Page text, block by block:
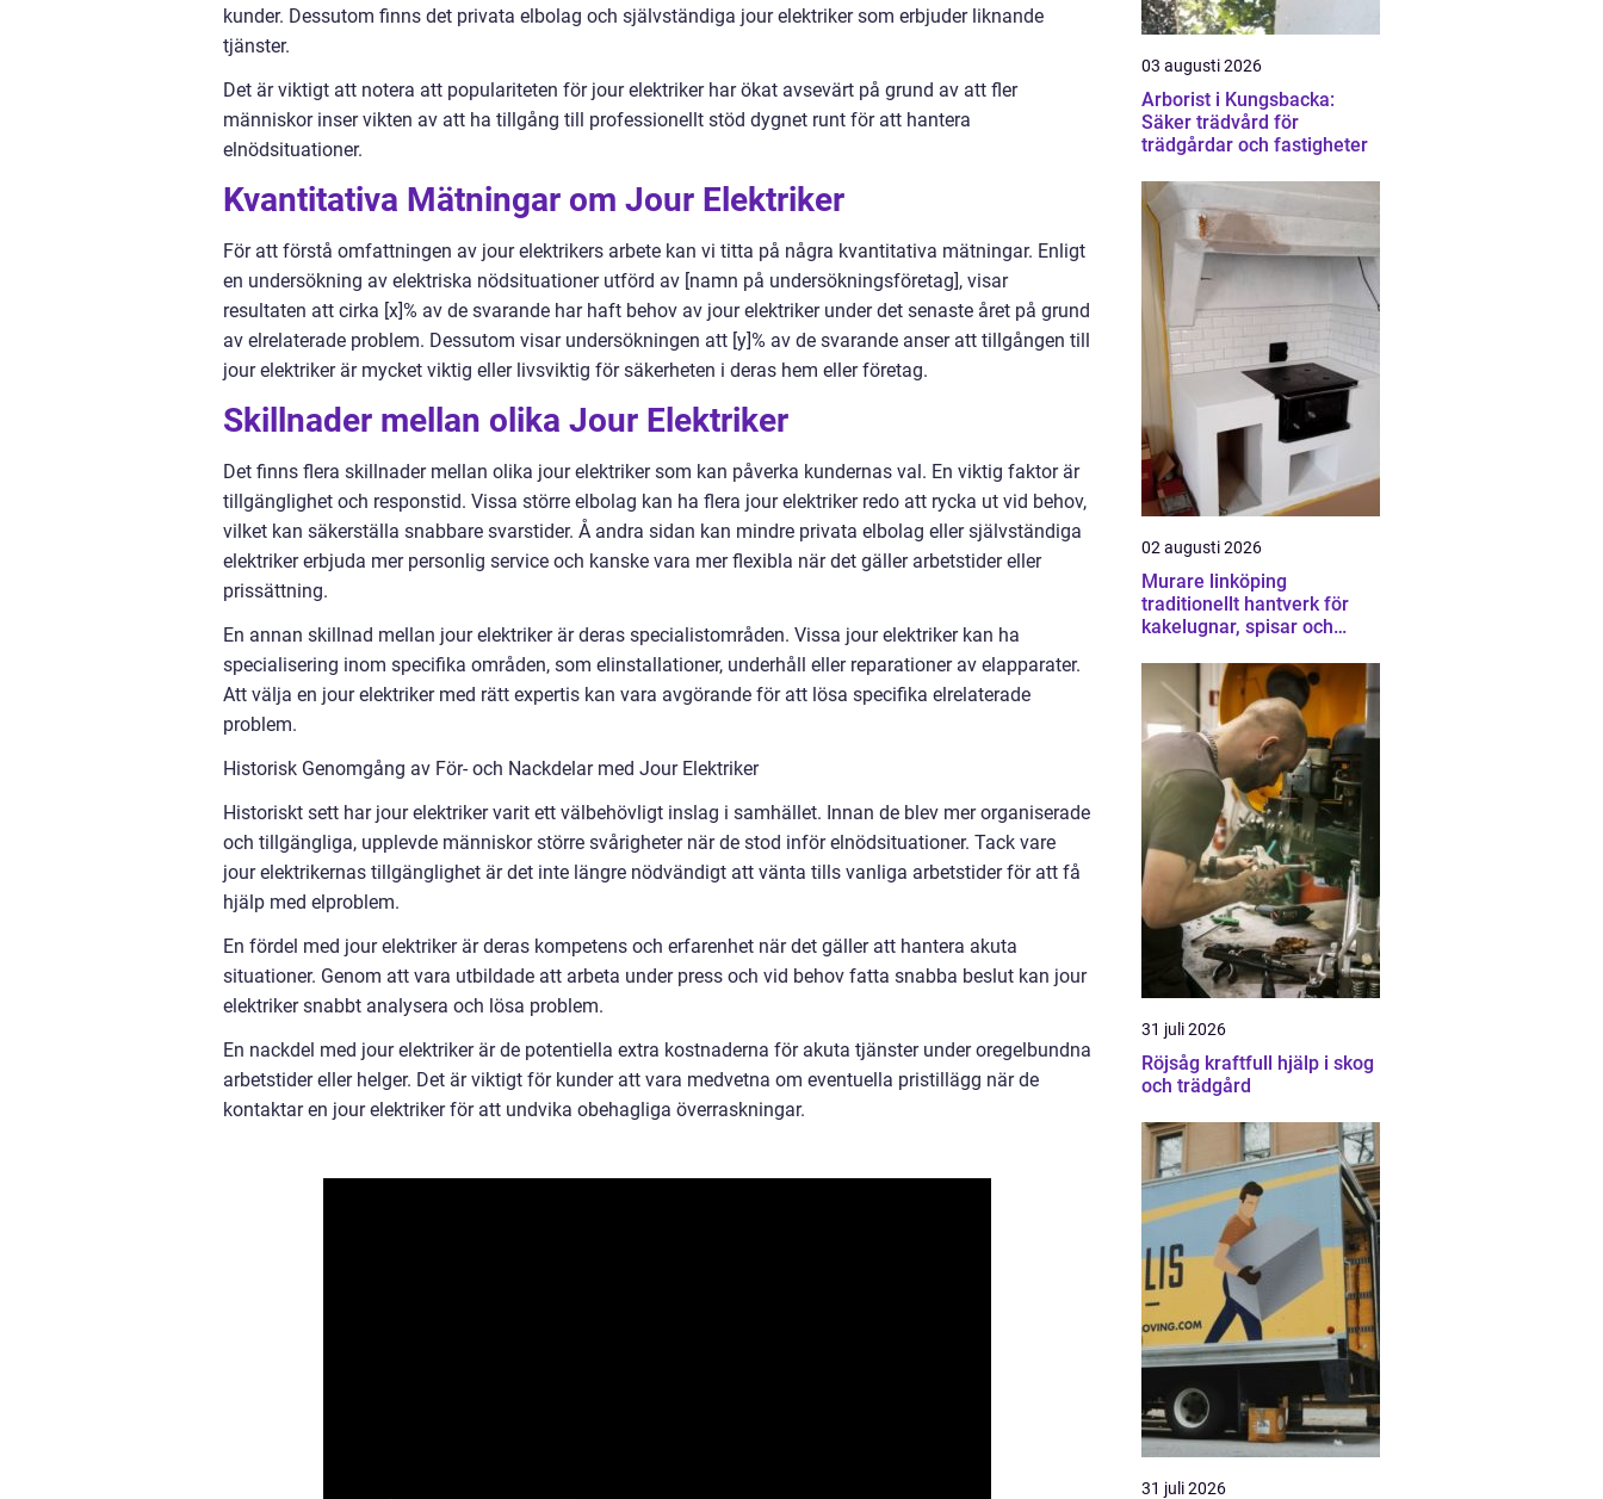
kunder. Dessutom finns det privata elbolag och självständiga jour elektriker som erbjuder liknande
tjänster.
Det är viktigt att notera att populariteten för jour elektriker har ökat avsevärt på grund av att fler
människor inser vikten av att ha tillgång till professionellt stöd dygnet runt för att hantera
elnödsituationer.
Kvantitativa Mätningar om Jour Elektriker
För att förstå omfattningen av jour elektrikers arbete kan vi titta på några kvantitativa mätningar. Enligt
en undersökning av elektriska nödsituationer utförd av [namn på undersökningsföretag], visar
resultaten att cirka [x]% av de svarande har haft behov av jour elektriker under det senaste året på grund
av elrelaterade problem. Dessutom visar undersökningen att [y]% av de svarande anser att tillgången till
jour elektriker är mycket viktig eller livsviktig för säkerheten i deras hem eller företag.
Skillnader mellan olika Jour Elektriker
Det finns flera skillnader mellan olika jour elektriker som kan påverka kundernas val. En viktig faktor är
tillgänglighet och responstid. Vissa större elbolag kan ha flera jour elektriker redo att rycka ut vid behov,
vilket kan säkerställa snabbare svarstider. Å andra sidan kan mindre privata elbolag eller självständiga
elektriker erbjuda mer personlig service och kanske vara mer flexibla när det gäller arbetstider eller
prissättning.
En annan skillnad mellan jour elektriker är deras specialistområden. Vissa jour elektriker kan ha
specialisering inom specifika områden, som elinstallationer, underhåll eller reparationer av elapparater.
Att välja en jour elektriker med rätt expertis kan vara avgörande för att lösa specifika elrelaterade
problem.
Historisk Genomgång av För- och Nackdelar med Jour Elektriker
Historiskt sett har jour elektriker varit ett välbehövligt inslag i samhället. Innan de blev mer organiserade
och tillgängliga, upplevde människor större svårigheter när de stod inför elnödsituationer. Tack vare
jour elektrikernas tillgänglighet är det inte längre nödvändigt att vänta tills vanliga arbetstider för att få
hjälp med elproblem.
En fördel med jour elektriker är deras kompetens och erfarenhet när det gäller att hantera akuta
situationer. Genom att vara utbildade att arbeta under press och vid behov fatta snabba beslut kan jour
elektriker snabbt analysera och lösa problem.
En nackdel med jour elektriker är de potentiella extra kostnaderna för akuta tjänster under oregelbundna
arbetstider eller helger. Det är viktigt för kunder att vara medvetna om eventuella pristillägg när de
kontaktar en jour elektriker för att undvika obehagliga överraskningar.
03 augusti 2026
Arborist i Kungsbacka:
Säker trädvård för
trädgårdar och fastigheter
02 augusti 2026
Murare linköping
traditionellt hantverk för
kakelugnar, spisar och
31 juli 2026
Röjsåg kraftfull hjälp i skog
och trädgård
31 juli 2026